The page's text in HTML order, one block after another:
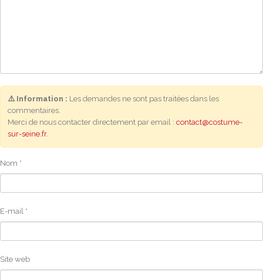
⚠️ Information : Les demandes ne sont pas traitées dans les
commentaires.
Merci de nous contacter directement par email : contact@costume-
sur-seine.fr.
Nom *
E-mail *
Site web